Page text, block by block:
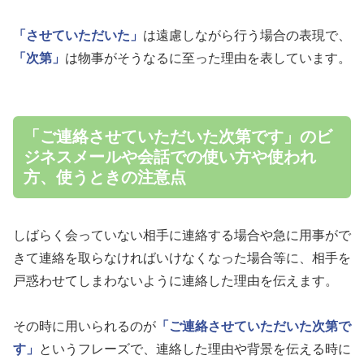
「させていただいた」 は遠慮しながら行う場合の表現で、
「次第」 は物事がそうなるに至った理由を表しています。
「ご連絡させていただいた次第です」のビ
ジネスメールや会話での使い方や使われ
方、使うときの注意点
しばらく会っていない相手に連絡する場合や急に用事がで
きて連絡を取らなければいけなくなった場合等に、相手を
戸惑わせてしまわないように連絡した理由を伝えます。
その時に用いられるのが 「ご連絡させていただいた次第で
す」
というフレーズで、連絡した理由や背景を伝える時に